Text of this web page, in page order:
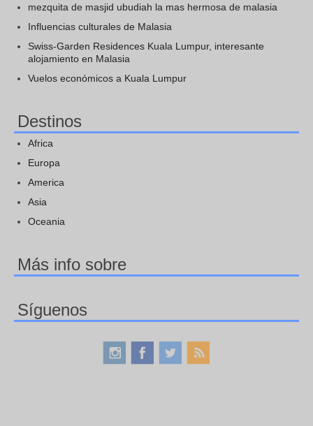
mezquita de masjid ubudiah la mas hermosa de malasia
Influencias culturales de Malasia
Swiss-Garden Residences Kuala Lumpur, interesante
alojamiento en Malasia
Vuelos económicos a Kuala Lumpur
Destinos
Africa
Europa
America
Asia
Oceania
Más info sobre
Síguenos